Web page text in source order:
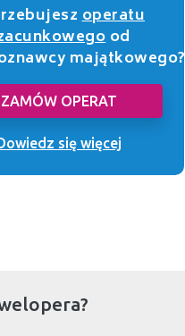
operatu
od
majątkowego?
ZAMÓW OPERAT
się więcej